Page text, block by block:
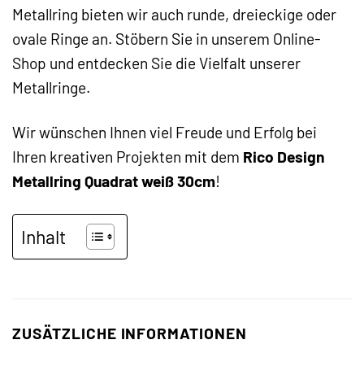
Metallring bieten wir auch runde, dreieckige oder
ovale Ringe an. Stöbern Sie in unserem Online-
Shop und entdecken Sie die Vielfalt unserer
Metallringe.
Wir wünschen Ihnen viel Freude und Erfolg bei
Ihren kreativen Projekten mit dem Rico Design
Metallring Quadrat weiß 30cm!
Inhalt
ZUSÄTZLICHE INFORMATIONEN